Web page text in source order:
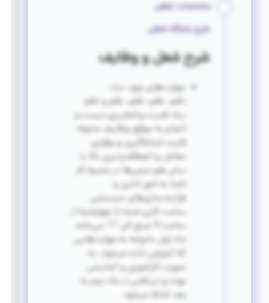
مشخصات شغلی
شرح جایگاه شغلی
شرح شغل و وظایف
مهارت‌های مورد نیاز:
نظم، نظم، نظم، نظم و نظم
زیاد قدرت برنامه‌ریزی درست و
انجام به موقع وظایف محوله
قدرت ارتباط‌گیری و برقراری
تعامل و انعطاف‌پذیری بالا با
سایر هم تیمی‌ها در محیط کار
آشنا به امور اداری و
فرآیندسازی‌های سیستمی
ساعت کاری شنبه تا چهارشنبه از
ساعت 9 صبح الی 17 می‌باشد
ماه اول باتوجه به مهارت‌هایی
که آموزش داده میشود، به
صورت کارآموزی و آزمایشی
بوده و دریافتی از ماه دوم به
بعد لحاظ میشود.